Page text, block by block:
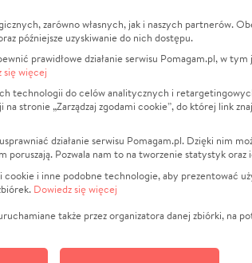
cookie
cookie
O nas
Opinie
Raporty
Za darmo
Dla NGO
Fundacja Pomagam.pl
zarówno własnych, jak i naszych partnerów.
późniejsze uzyskiwanie do nich dostępu.
prawidłowe działanie serwisu Pomagam.pl, w
się więcej
technologii do celów analitycznych i
stronie „Zarządzaj zgodami cookie”, do której link
działanie serwisu Pomagam.pl. Dzięki nim
poruszają. Pozwala nam to na tworzenie statystyk
cookie i inne podobne technologie, aby prezentować
Dowiedz się więcej
także przez organizatora danej zbiórki, na